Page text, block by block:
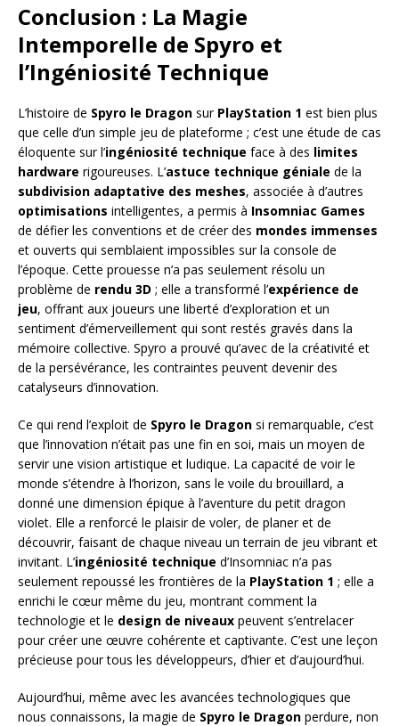
Conclusion : La Magie
Intemporelle de Spyro et
l’Ingéniosité Technique
L’histoire de Spyro le Dragon sur PlayStation 1 est bien plus
que celle d’un simple jeu de plateforme ; c’est une étude de cas
éloquente sur l’ingéniosité technique face à des limites
hardware rigoureuses. L’astuce technique géniale de la
subdivision adaptative des meshes, associée à d’autres
optimisations intelligentes, a permis à Insomniac Games
de défier les conventions et de créer des mondes immenses
et ouverts qui semblaient impossibles sur la console de
l’époque. Cette prouesse n’a pas seulement résolu un
problème de rendu 3D ; elle a transformé l’expérience de
jeu, offrant aux joueurs une liberté d’exploration et un
sentiment d’émerveillement qui sont restés gravés dans la
mémoire collective. Spyro a prouvé qu’avec de la créativité et
de la persévérance, les contraintes peuvent devenir des
catalyseurs d’innovation.
Ce qui rend l’exploit de Spyro le Dragon si remarquable, c’est
que l’innovation n’était pas une fin en soi, mais un moyen de
servir une vision artistique et ludique. La capacité de voir le
monde s’étendre à l’horizon, sans le voile du brouillard, a
donné une dimension épique à l’aventure du petit dragon
violet. Elle a renforcé le plaisir de voler, de planer et de
découvrir, faisant de chaque niveau un terrain de jeu vibrant et
invitant. L’ingéniosité technique d’Insomniac n’a pas
seulement repoussé les frontières de la PlayStation 1 ; elle a
enrichi le cœur même du jeu, montrant comment la
technologie et le design de niveaux peuvent s’entrelacer
pour créer une œuvre cohérente et captivante. C’est une leçon
précieuse pour tous les développeurs, d’hier et d’aujourd’hui.
Aujourd’hui, même avec les avancées technologiques que
nous connaissons, la magie de Spyro le Dragon perdure, non